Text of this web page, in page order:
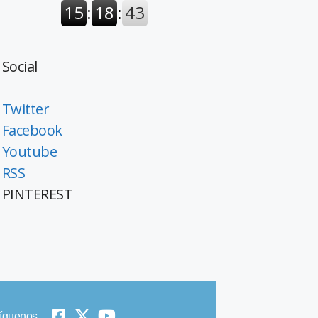
Social
Twitter
Facebook
Youtube
RSS
PINTEREST